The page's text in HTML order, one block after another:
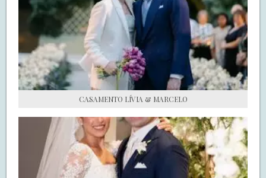
DE NOIVA PRA NOIVA
S.O.S CASADAS
FALE COM O SAY I DO
CASAMENTO LÍVIA & MARCELO